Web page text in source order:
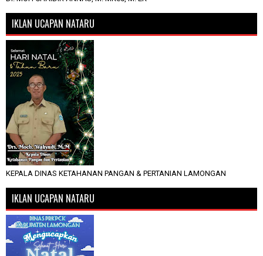
IKLAN UCAPAN NATARU
KEPALA DINAS KETAHANAN PANGAN & PERTANIAN LAMONGAN
IKLAN UCAPAN NATARU